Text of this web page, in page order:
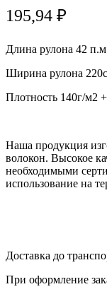
195,94 ₽
Длина рулона 42
Ширина рулона
Плотность 140г/м2
Наша продукция
волокон. Высокое
необходимыми
использование на
Доставка до
При оформление